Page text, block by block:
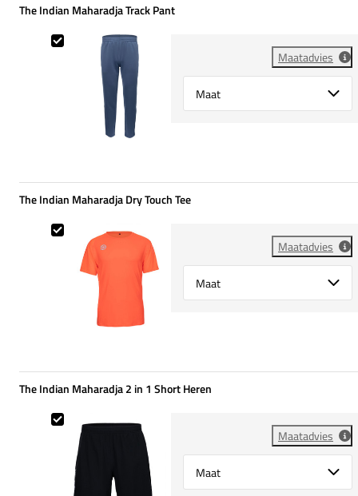
The Indian Maharadja Track Pant
Maatadvies
Select {option} for {name}
The Indian Maharadja Track Pant
The Indian Maharadja Dry Touch Tee
Maatadvies
Select {option} for {name}
The Indian Maharadja Dry Touch Tee
The Indian Maharadja 2 in 1 Short Heren
Maatadvies
Select {option} for {name}
The Indian Maharadja 2 in 1 Short Heren